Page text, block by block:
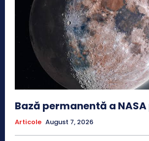
Bază permanentă a NASA
Articole August 7, 2026